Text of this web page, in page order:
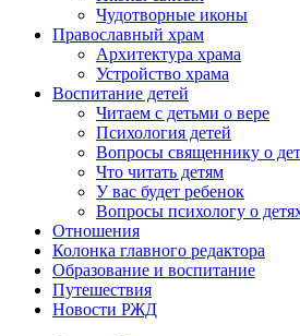
Чудотворные иконы
Православный храм
Архитектура храма
Устройство храма
Воспитание детей
Читаем с детьми о вере
Психология детей
Вопросы священнику о
Что читать детям
У вас будет ребенок
Вопросы психологу о
Отношения
Колонка главного редактора
Образование и воспитание
Путешествия
Новости РЖД